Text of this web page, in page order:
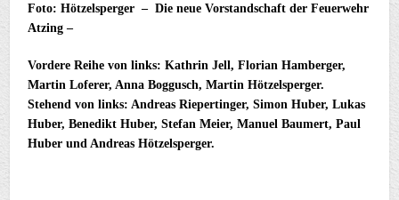
Foto: Hötzelsperger – Die neue Vorstandschaft der Feuerwehr
Atzing –
Vordere Reihe von links: Kathrin Jell, Florian Hamberger,
Martin Loferer, Anna Boggusch, Martin Hötzelsperger.
Stehend von links: Andreas Riepertinger, Simon Huber, Lukas
Huber, Benedikt Huber, Stefan Meier, Manuel Baumert, Paul
Huber und Andreas Hötzelsperger.